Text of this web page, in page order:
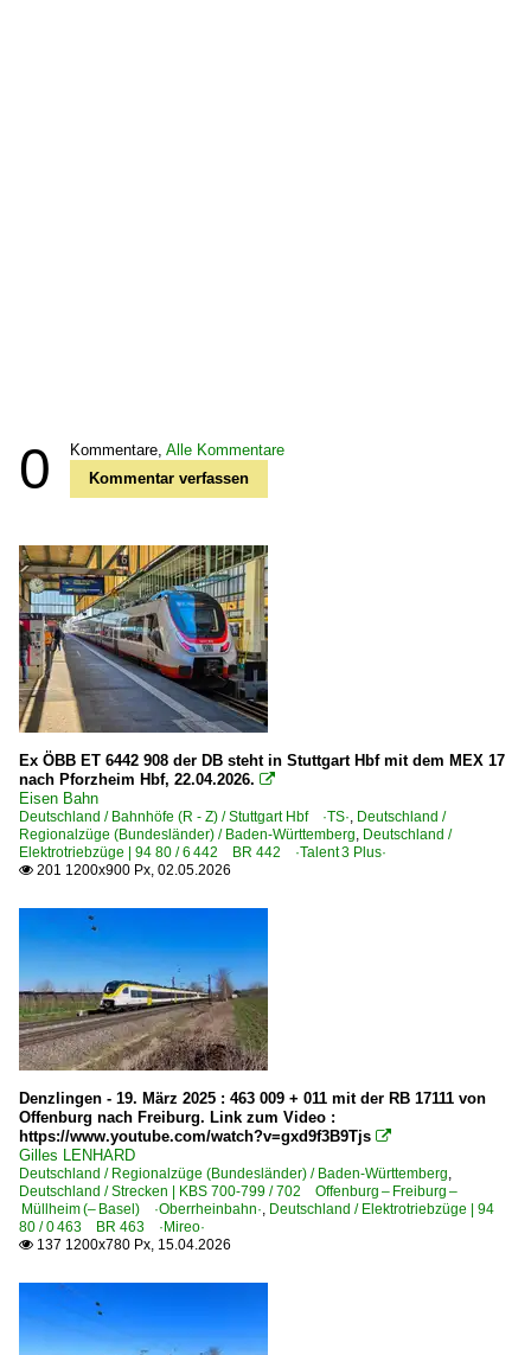
0 Kommentare, Alle Kommentare
Kommentar verfassen
Ex ÖBB ET 6442 908 der DB steht in Stuttgart Hbf mit dem MEX 17
nach Pforzheim Hbf, 22.04.2026. 
Eisen Bahn
Deutschland / Bahnhöfe (R - Z) / Stuttgart Hbf ·TS·, Deutschland /
Regionalzüge (Bundesländer) / Baden-Württemberg, Deutschland /
Elektrotriebzüge | 94 80 / 6 442 BR 442 ·Talent 3 Plus·
 201 1200x900 Px, 02.05.2026
Denzlingen - 19. März 2025 : 463 009 + 011 mit der RB 17111 von
Offenburg nach Freiburg. Link zum Video :
https://www.youtube.com/watch?v=gxd9f3B9Tjs 
Gilles LENHARD
Deutschland / Regionalzüge (Bundesländer) / Baden-Württemberg,
Deutschland / Strecken | KBS 700-799 / 702 Offenburg – Freiburg –
Müllheim (– Basel) ·Oberrheinbahn·, Deutschland / Elektrotriebzüge | 94
80 / 0 463 BR 463 ·Mireo·
 137 1200x780 Px, 15.04.2026